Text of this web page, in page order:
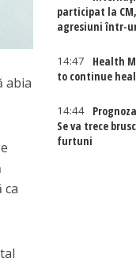
abia
ca
participat la
agresiuni într-
14:47
Health
to continue
14:44
Se va trece
furtuni